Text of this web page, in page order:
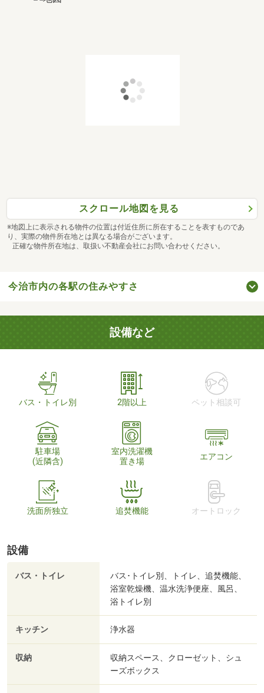
スクロール地図を見る
※地図上に表示される物件の位置は付近住所に所在することを表すものであ
り、実際の物件所在地とは異なる場合がございます。
正確な物件所在地は、取扱い不動産会社にお問い合わせください。
今治市内の各駅の住みやすさ
設備など
バス・トイレ別 2階以上 ペット相談可
駐車場
(近隣含)
室内洗濯機
置き場
エアコン
洗面所独立 追焚機能 オートロック
設備
バス・トイレ
バス･トイレ別、トイレ、追焚機能、
浴室乾燥機、温水洗浄便座、風呂、
浴トイレ別
キッチン 浄水器
収納
収納スペース、クローゼット、シュ
ーズボックス